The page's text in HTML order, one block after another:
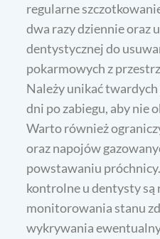
regularne
dwa razy dziennie oraz
dentystycznej do
pokarmowych z
Należy unikać
dni po zabiegu, aby nie
Warto również
oraz napojów
powstawaniu
kontrolne u dentysty są
monitorowania stanu
wykrywania